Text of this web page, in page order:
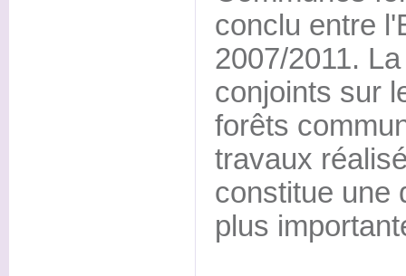
conclu entre
2007/2011.
conjoints sur
forêts
travaux
constitue une
plus